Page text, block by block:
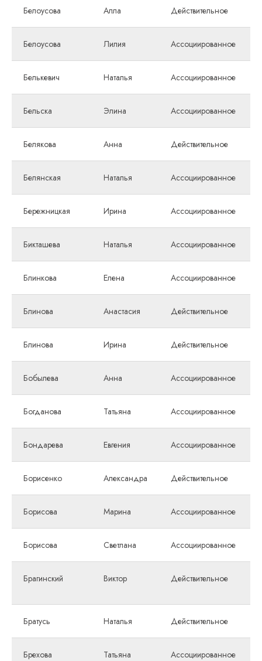
Белоусова Алла Действительное
Белоусова Лилия Ассоциированное
Белькевич Наталья Ассоциированное
Бельска Элина Ассоциированное
Белякова Анна Действительное
Белянская Наталья Ассоциированное
Бережницкая Ирина Ассоциированное
Бикташева Наталья Ассоциированное
Блинкова Елена Ассоциированное
Блинова Анастасия Действительное
Блинова Ирина Действительное
Бобылева Анна Ассоциированное
Богданова Татьяна Ассоциированное
Бондарева Евгения Ассоциированное
Борисенко Александра Действительное
Борисова Марина Ассоциированное
Борисова Светлана Ассоциированное
Брагинский Виктор Действительное
Братусь Наталья Действительное
Брехова Татьяна Ассоциированное